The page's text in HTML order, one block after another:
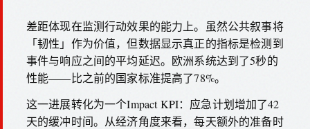
差距体现在监测行动效果的能力上。虽然公共叙事将
「韧性」作为价值，但数据显示真正的指标是检测到
事件与响应之间的平均延迟。欧洲系统达到了5秒的
性能——比之前的国家标准提高了78%。
这一进展转化为一个Impact KPI：应急计划增加了42
天的缓冲时间。从经济角度来看，每天额外的准备时